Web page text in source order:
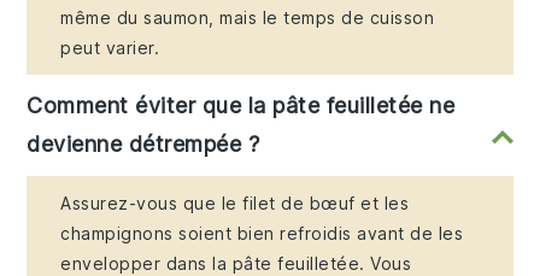
même du saumon, mais le temps de cuisson
peut varier.
Comment éviter que la pâte feuilletée ne
devienne détrempée ?
Assurez-vous que le filet de bœuf et les
champignons soient bien refroidis avant de les
envelopper dans la pâte feuilletée. Vous